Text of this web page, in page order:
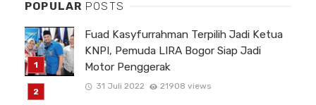
POPULAR POSTS
Fuad Kasyfurrahman Terpilih Jadi Ketua
KNPI, Pemuda LIRA Bogor Siap Jadi
Motor Penggerak
31 Juli 2022 21908 views